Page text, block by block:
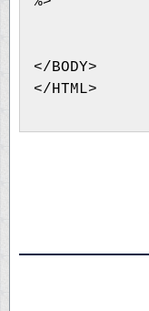
</BODY>
</HTML>